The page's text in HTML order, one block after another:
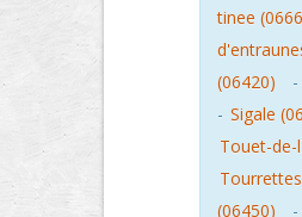
tinee
(06420)
-
- Sigale
Touet-de-
(06450)
-